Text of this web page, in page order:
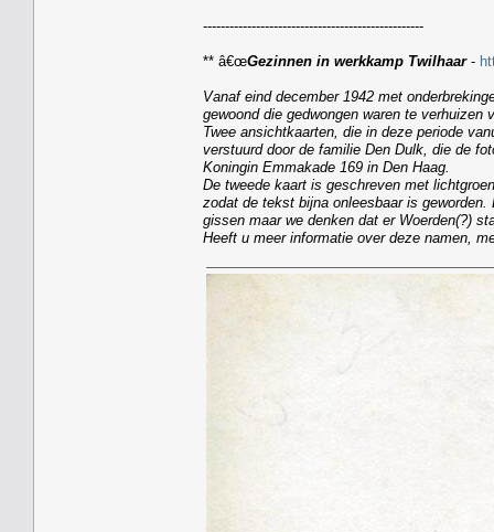
--------------------------------------------------
** â€œGezinnen in werkkamp Twilhaar-
Vanaf eind december 1942 met
gewoond die gedwongen waren te
Twee ansichtkaarten, die in deze periode
verstuurd door de familie Den Dulk, die de
Koningin Emmakade 169 in Den Haag.
De tweede kaart is geschreven met
zodat de tekst bijna onleesbaar is
gissen maar we denken dat er Woerden(?)
Heeft u meer informatie over deze namen,